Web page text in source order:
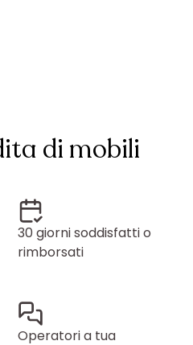
di mobili
30 giorni soddisfatti o
rimborsati
Operatori a tua